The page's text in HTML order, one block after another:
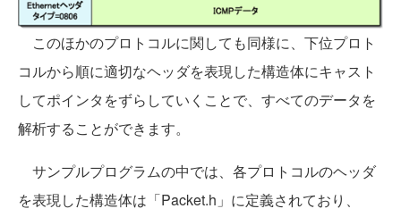
このほかのプロトコルに関しても同様に、下位プロト
コルから順に適切なヘッダを表現した構造体にキャスト
してポインタをずらしていくことで、すべてのデータを
解析することができます。
サンプルプログラムの中では、各プロトコルのヘッダ
を表現した構造体は「Packet.h」に定義されており、